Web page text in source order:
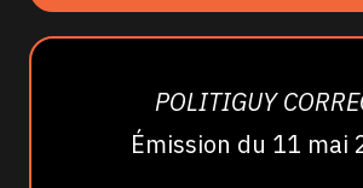
POLITIGUY
Émission du 11 mai